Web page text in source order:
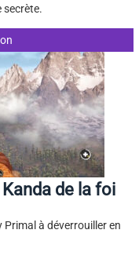
secrète.
de la foi
Primal à déverrouiller en